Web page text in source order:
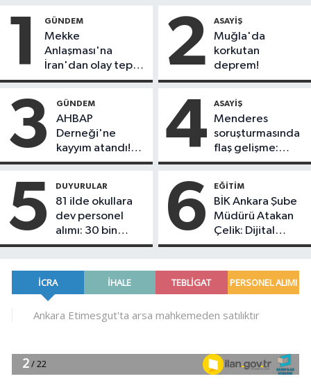
1 GÜNDEM
Mekke
Anlaşması'na
İran'dan olay tepki:
"Politikalarınızı
2 ASAYIŞ
Muğla'da
korkutan
deprem!
3 GÜNDEM
AHBAP
Derneği'ne
kayyım atandı!
Tüm faaliyetleri
4 ASAYIŞ
Menderes
soruşturmasında
flaş gelişme:
Belediye Başkanı
tutuklandı!
5 DUYURULAR
81 ilde okullara
dev personel
alımı: 30 bin
güvenlik görevlisi
6 EĞITIM
BİK Ankara Şube
Müdürü Atakan
Çelik: Dijital
dönüşüm basında
kapısını açtı